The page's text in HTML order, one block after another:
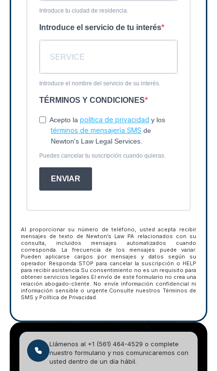
Introduce tu ciudad de residencia.
Introduce el servicio de tu interés
Introduce el nombre del servicio de su interés.
TÉRMINOS Y CONDICIONES
Acepto la política de privacidad y los
términos de mensajería SMS de
Newton's Law Legal Services.
Puedes cancelar tu suscripción cuando quieras.
ENVIAR
Al proporcionar su número de teléfono, usted acepta recibir
mensajes de texto de Newton’s Law PA relacionados con su
consulta, incluidos mensajes automatizados cuando
corresponda. La frecuencia de los mensajes puede variar.
Pueden aplicarse cargos por mensajes y datos según su
operador. Responda STOP para cancelar la suscripción o HELP
para recibir asistencia.Su consentimiento no es un requisito para
obtener servicios legales.El envío de este formulario no crea una
relación abogado-cliente. No envíe información confidencial ni
información sensible o urgente.Consulte nuestros Términos de
SMS y Política de Privacidad.
Llámenos al +1 (561) 464-4529 o complete
nuestro formulario y nos comunicaremos con
usted dentro de un día hábil.